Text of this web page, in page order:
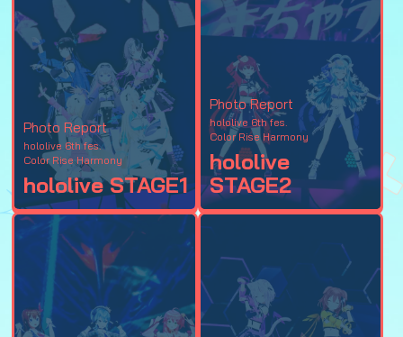
Photo Report
hololive 6th fes.
Color Rise Harmony
hololive STAGE1
Photo Report
hololive 6th fes.
Color Rise Harmony
hololive
STAGE2